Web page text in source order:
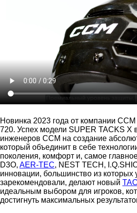
Новинка 2023 года от компании
720. Успех модели SUPER TACKS X
инженеров CCM на создание
который объединит в себе
поколения, комфорт и, самое
D3O, AER-TEC, NEST TECH,
инновации, большинство из
зарекомендовали, делают новый
идеальным выбором для игроков,
достигнуть максимальных